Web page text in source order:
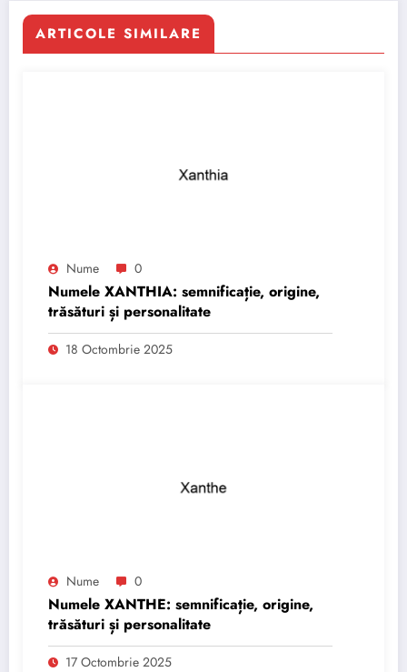
ARTICOLE SIMILARE
Nume 0
Numele XANTHIA: semnificație, origine,
trăsături și personalitate
18 Octombrie 2025
Nume 0
Numele XANTHE: semnificație, origine,
trăsături și personalitate
17 Octombrie 2025